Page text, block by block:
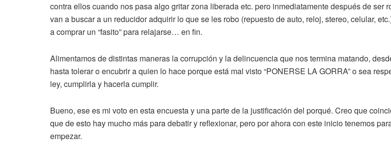
contra ellos cuando nos pasa algo gritar zona liberada etc. pero inmediatamente después de ser
van a buscar a un reducidor adquirir lo que se les robo (repuesto de auto, reloj, stereo, celular,
a comprar un “fasito” para relajarse… en fin.
Alimentamos de distintas maneras la corrupción y la delincuencia que nos termina matando,
hasta tolerar o encubrir a quien lo hace porque está mal visto “PONERSE LA GORRA” o sea
ley, cumplirla y hacerla cumplir.
Bueno, ese es mi voto en esta encuesta y una parte de la justificación del porqué. Creo que
que de esto hay mucho más para debatir y reflexionar, pero por ahora con este inicio tenemos
empezar.